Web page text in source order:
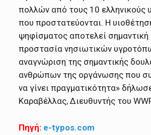
πολλών από τους 10 ελληνικούς
που προστατεύονται. Η
ψηφίσματος αποτελεί σημαντική
προστασία νησιωτικών
αναγνώριση της σημαντικής
ανθρώπων της οργάνωσης που
να γίνει πραγματικότητα»
Καραβέλλας, Διευθυντής του
Πηγή: e-typos.com